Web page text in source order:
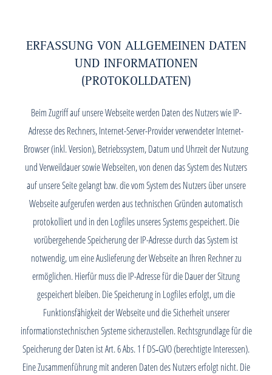
ERFASSUNG VON ALLGEMEINEN DATEN
UND INFORMATIONEN
(PROTOKOLLDATEN)
Beim Zugriff auf unsere Webseite werden Daten des Nutzers wie IP-
Adresse des Rechners, Internet-Server-Provider verwendeter Internet-
Browser (inkl. Version), Betriebssystem, Datum und Uhrzeit der Nutzung
und Verweildauer sowie Webseiten, von denen das System des Nutzers
auf unsere Seite gelangt bzw. die vom System des Nutzers über unsere
Webseite aufgerufen werden aus technischen Gründen automatisch
protokolliert und in den Logfiles unseres Systems gespeichert. Die
vorübergehende Speicherung der IP-Adresse durch das System ist
notwendig, um eine Auslieferung der Webseite an Ihren Rechner zu
ermöglichen. Hierfür muss die IP-Adresse für die Dauer der Sitzung
gespeichert bleiben. Die Speicherung in Logfiles erfolgt, um die
Funktionsfähigkeit der Webseite und die Sicherheit unserer
informationstechnischen Systeme sicherzustellen. Rechtsgrundlage für die
Speicherung der Daten ist Art. 6 Abs. 1 f DS‑GVO (berechtigte Interessen).
Eine Zusammenführung mit anderen Daten des Nutzers erfolgt nicht. Die